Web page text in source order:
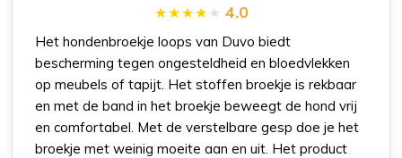
4.0
Het hondenbroekje loops van Duvo biedt
bescherming tegen ongesteldheid en bloedvlekken
op meubels of tapijt. Het stoffen broekje is rekbaar
en met de band in het broekje beweegt de hond vrij
en comfortabel. Met de verstelbare gesp doe je het
broekje met weinig moeite aan en uit. Het product